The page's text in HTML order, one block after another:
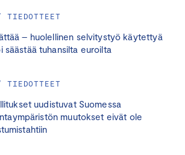
– huolellinen selvitystyö käytettyä
säästää tuhansilta euroilta
uudistuvat Suomessa
muutokset eivät ole